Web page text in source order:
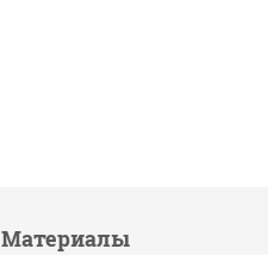
Материалы